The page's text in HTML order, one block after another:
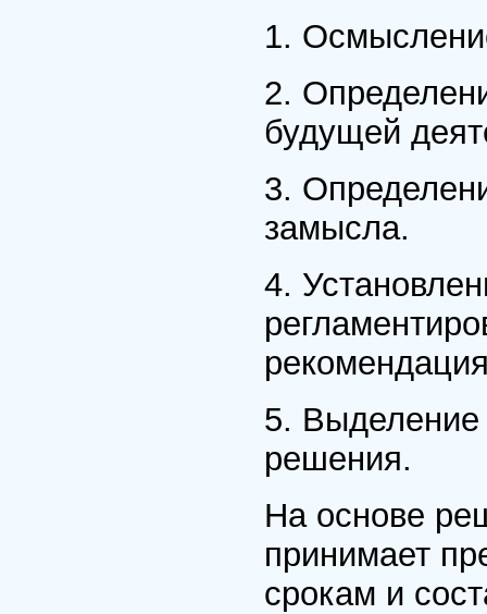
1.
2.
будущей
3.
замысла.
4.
5. Выделение
решения.
На основе
принимает
срокам и